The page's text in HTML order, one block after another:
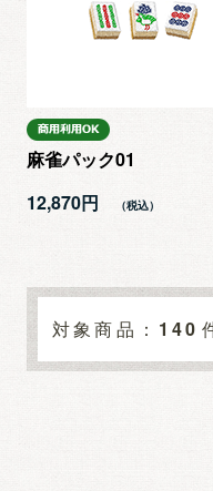
麻雀パック01
12,870円
140